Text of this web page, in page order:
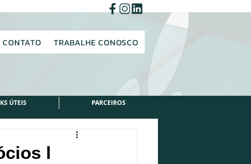
CONTATO TRABALHE CONOSCO
ÚTEIS PARCEIROS
l